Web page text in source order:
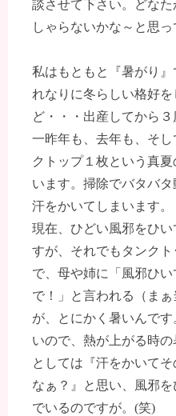
談させて下さい。どな
しゃらないかな～と思っ
私はもともと『暑がり
れなりに冬らしい格好
ど・・・出産してから３
一昨年も、去年も、そ
クトップ１枚という真
います。掃除でバタバ
汗をかいてしまいます。
現在、ひどい風邪をひ
すが、それでもタンク
で、母や姉に「風邪ひ
で！」と言われる（ま
が、とにかく暑いんで
いので、熱が上がる時
としては『汗をかいて
なぁ？』と思い、風邪
でいるのですが。(笑)